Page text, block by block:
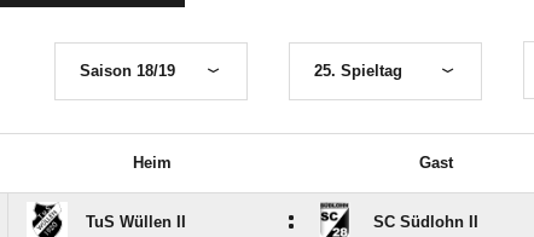
Saison 18/19 25. Spieltag
Heim Gast
TuS Wüllen II : SC Südlohn II